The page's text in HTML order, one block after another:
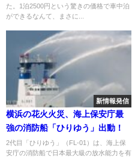
た。1泊2500円という驚きの価格で車中泊
ができるなんて、まさに...
新情報発信
横浜の花火火災、海上保安庁最
強の消防船「ひりゆう」出動！
2代目「ひりゆう」（FL-01）は、海上保
安庁の消防船で日本最大級の放水能力を有